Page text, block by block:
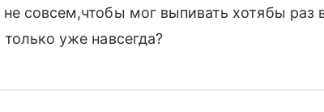
совсем,чтобы мог выпивать хотябы раз
уже навсегда?